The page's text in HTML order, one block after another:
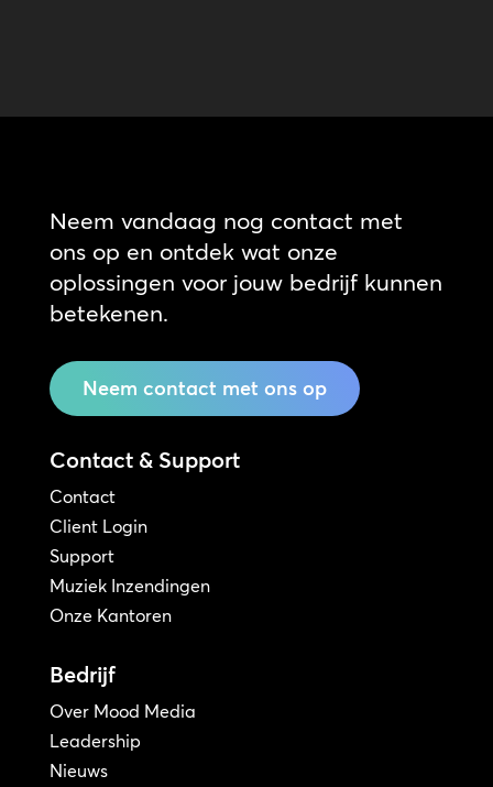
Neem vandaag nog contact met
ons op en ontdek wat onze
oplossingen voor jouw bedrijf kunnen
betekenen.
Neem contact met ons op
Contact & Support
Contact
Client Login
Support
Muziek Inzendingen
Onze Kantoren
Bedrijf
Over Mood Media
Leadership
Nieuws